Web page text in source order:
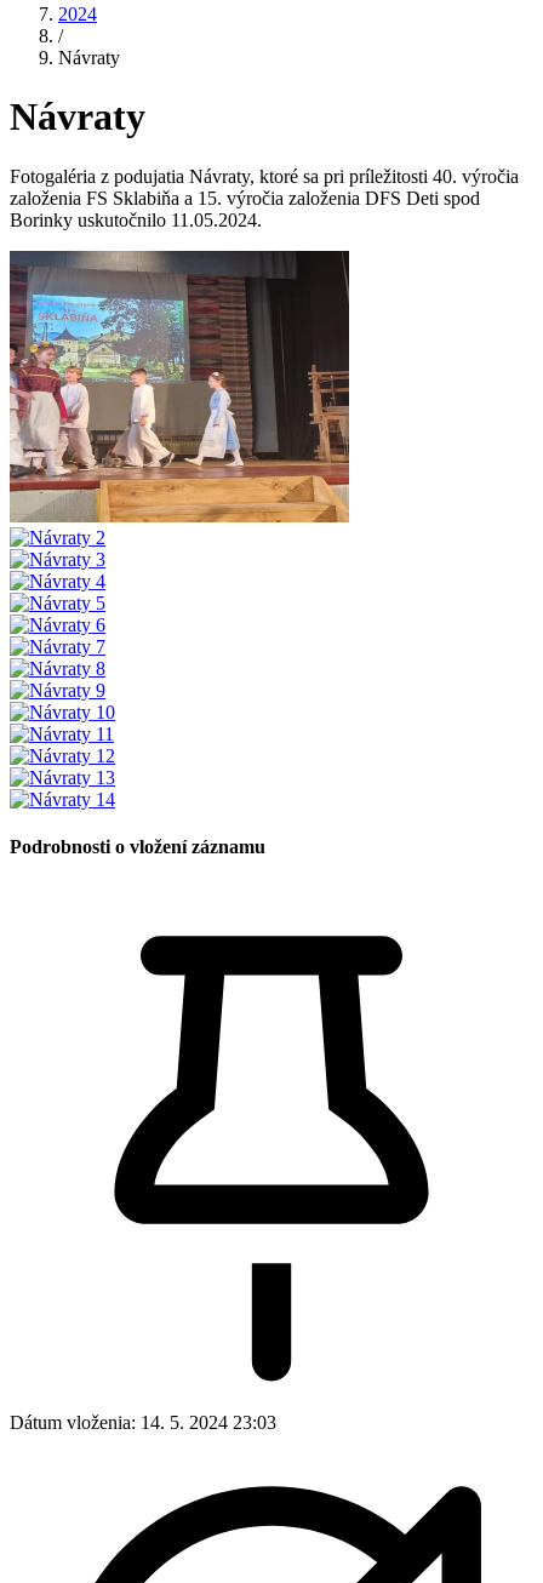
2024
/
Návraty
Návraty
Fotogaléria z podujatia Návraty, ktoré sa pri príležitosti 40. výročia
založenia FS Sklabiňa a 15. výročia založenia DFS Deti spod
Borinky uskutočnilo 11.05.2024.
Podrobnosti o vložení záznamu
Dátum vloženia: 14. 5. 2024 23:03